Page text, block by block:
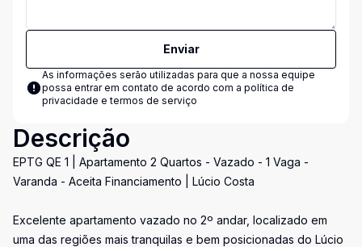
Enviar
As informações serão utilizadas para que a nossa equipe
possa entrar em contato de acordo com a política de
privacidade e termos de serviço
Descrição
EPTG QE 1 | Apartamento 2 Quartos - Vazado - 1 Vaga -
Varanda - Aceita Financiamento | Lúcio Costa
Excelente apartamento vazado no 2º andar, localizado em
uma das regiões mais tranquilas e bem posicionadas do Lúcio